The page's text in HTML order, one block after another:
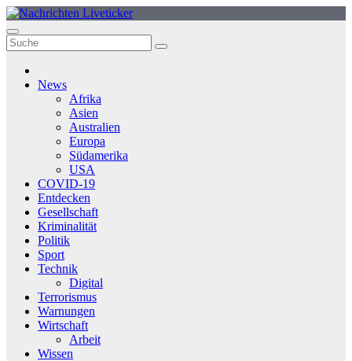
Zum
Inhalt
springen
News
Afrika
Asien
Australien
Europa
Südamerika
USA
COVID-19
Entdecken
Gesellschaft
Kriminalität
Politik
Sport
Technik
Digital
Terrorismus
Warnungen
Wirtschaft
Arbeit
Wissen